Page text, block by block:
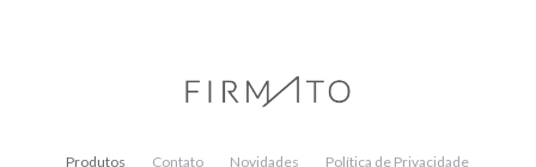
Produtos Contato Novidades
Política de Privacidade